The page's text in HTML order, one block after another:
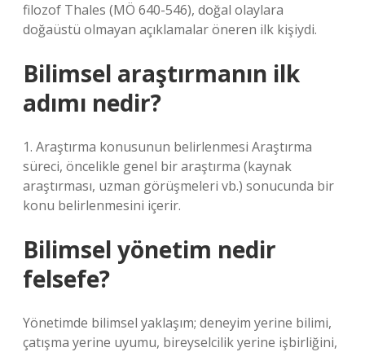
filozof Thales (MÖ 640-546), doğal olaylara
doğaüstü olmayan açıklamalar öneren ilk kişiydi.
Bilimsel araştırmanın ilk
adımı nedir?
1. Araştırma konusunun belirlenmesi Araştırma
süreci, öncelikle genel bir araştırma (kaynak
araştırması, uzman görüşmeleri vb.) sonucunda bir
konu belirlenmesini içerir.
Bilimsel yönetim nedir
felsefe?
Yönetimde bilimsel yaklaşım; deneyim yerine bilimi,
çatışma yerine uyumu, bireyselcilik yerine işbirliğini,